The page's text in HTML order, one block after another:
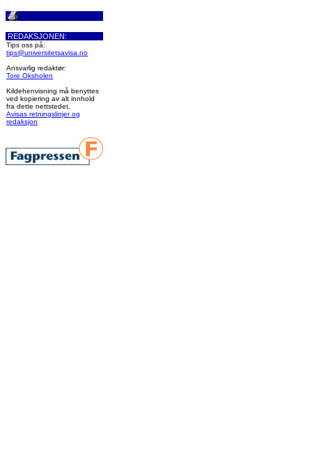
REDAKSJONEN:
Tips oss på:
tips@universitetsavisa.no
Ansvarlig redaktør:
Tore Oksholen
Kildehenvisning må benyttes
ved kopiering av alt innhold
fra dette nettstedet.
Avisas retningslinjer og
redaksjon